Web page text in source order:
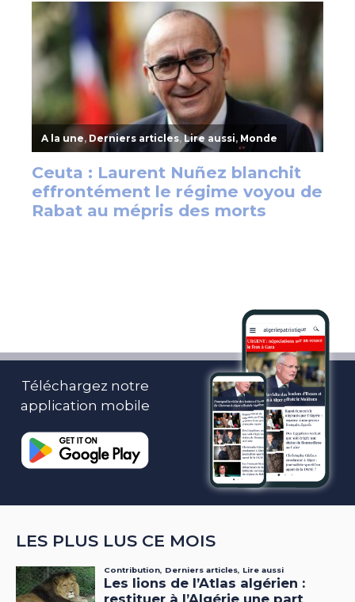
Téléchargez notre
application mobile
LES PLUS LUS CE MOIS